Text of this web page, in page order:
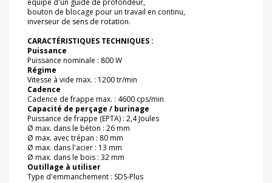
équipé d'un guide de profondeur,
bouton de blocage pour un travail en continu,
inverseur de sens de rotation.
CARACTÉRISTIQUES TECHNIQUES :
Puissance
Puissance nominale : 800 W
Régime
Vitesse à vide max. : 1200 tr/min
Cadence
Cadence de frappe max. : 4600 cps/min
Capacité de perçage / burinage
Puissance de frappe (EPTA) : 2,4 Joules
Ø max. dans le béton : 26 mm
Ø max. avec trépan : 80 mm
Ø max. dans l'acier : 13 mm
Ø max. dans le bois : 32 mm
Outillage à utiliser
Type d'emmanchement : SDS-Plus